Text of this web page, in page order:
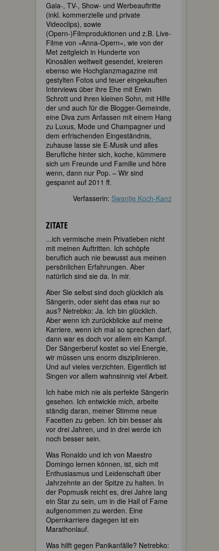
Gala-, TV-, Show- und Werbeauftritte
(inkl. kommerzielle und private
Videoclips), sowie
(Opern-)Filmproduktionen und z.B. Live-
Filme von »Anna-Opern«, wie von der
Met zeitgleich in Hunderte von
Kinosälen weltweit gesendet, kreieren
ebenso wie Hochglanzmagazine mit
gestylten Fotos und teuer eingekauften
Interviews über ihre Ehe mit Erwin
Schrott und ihren kleinen Sohn, mit Hilfe
der und auch für die Blogger-Gemeinde,
eine Diva zum Anfassen mit einem Hang
zu Luxus, Mode und Champagner und
dem erfrischenden Eingeständnis,
zuhause lasse sie E-Musik und alles
Berufliche hinter sich, koche, kümmere
sich um Freunde und Familie und höre
wenn, dann nur Pop. – Wir sind
gespannt auf 2011 ff.
Verfasserin: Swantje Koch-Kanz
ZITATE
...ich vermische mein Privatleben nicht
mit meinen Auftritten. Ich schöpfe
beruflich auch nie bewusst aus meinen
persönlichen Erfahrungen. Aber
natürlich sind sie da. In mir.
Aber Sie selbst sind doch glücklich als
Sängerin, oder sieht das etwa nur so
aus? Netrebko: Ja. Ich bin glücklich.
Aber wenn ich zurückblicke auf meine
Karriere, wenn ich mal so sprechen darf,
dann war es doch vor allem ein Kampf.
Der Sängerberuf kostet so viel Energie,
wir müssen uns enorm disziplinieren.
Und auf vieles verzichten. Eigentlich ist
Singen vor allem wahnsinnig viel Arbeit.
Ich habe mich nie als perfekte Sängerin
gesehen. Ich entwickle mich, arbeite
ständig daran, meiner Stimme neue
Facetten zu geben. Ich bin besser als
vor drei Jahren, und in drei werde ich
noch besser sein.
Was Ronaldo und ich von Maestro
Domingo lernen können, ist, sich mit
Enthusiasmus und Leidenschaft über
Jahrzehnte an der Spitze zu halten. In
der Popmusik reicht es, drei Jahre lang
ein Star zu sein, um in die Hall of Fame
aufgenommen zu werden. Eine
Opernkarriere dagegen ist ein
Marathonlauf.
Was hilft gegen Panikanfälle? Netrebko: